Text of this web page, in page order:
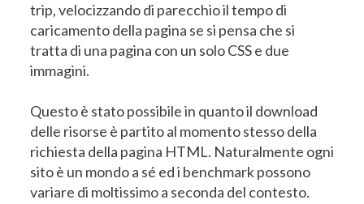
trip, velocizzando di parecchio il tempo di
caricamento della pagina se si pensa che si
tratta di una pagina con un solo CSS e due
immagini.
Questo è stato possibile in quanto il download
delle risorse è partito al momento stesso della
richiesta della pagina HTML. Naturalmente ogni
sito è un mondo a sé ed i benchmark possono
variare di moltissimo a seconda del contesto.